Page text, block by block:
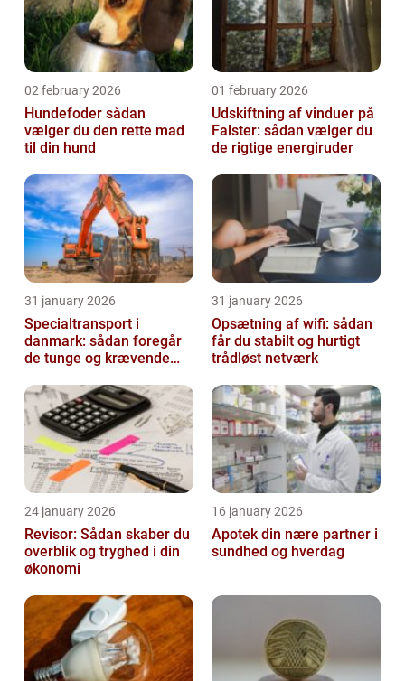
02 february 2026
Hundefoder sådan
vælger du den rette mad
til din hund
01 february 2026
Udskiftning af vinduer på
Falster: sådan vælger du
de rigtige energiruder
31 january 2026
Specialtransport i
danmark: sådan foregår
de tunge og krævende
31 january 2026
Opsætning af wifi: sådan
får du stabilt og hurtigt
trådløst netværk
24 january 2026
Revisor: Sådan skaber du
overblik og tryghed i din
økonomi
16 january 2026
Apotek din nære partner i
sundhed og hverdag